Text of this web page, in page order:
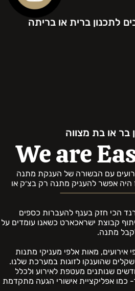
לתכנון ברית או בריתה
או בת מצווה
We are
האירועים עם הבשורה של הענקת מתנה
היה אפשר להעניק מתנה רק בצ׳ק או
הכי חזק בענף להעברות כספים
קבוצת ישראכארט כשאנו עומדים על
מתנה.
אירועים, מאות אלפי מעניקי מתנות
שקלים שהוענקו לזוגות במערכת שלנו.
שנותנים מעטפת לאירוע ולכלל
כמו אפליקציית אישורי הגעה מתקדמת